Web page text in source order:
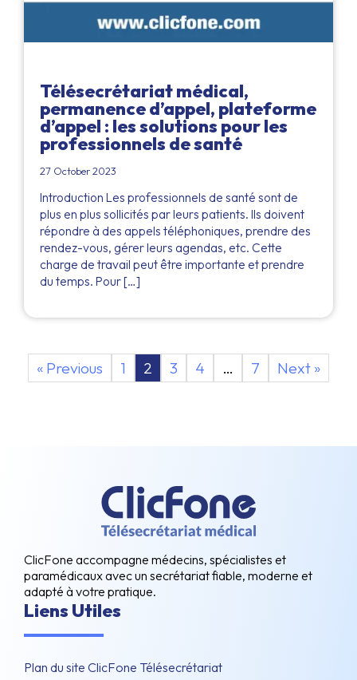
Télésecrétariat médical,
permanence d’appel, plateforme
d’appel : les solutions pour les
professionnels de santé
27 October 2023
Introduction Les professionnels de santé sont de
plus en plus sollicités par leurs patients. Ils doivent
répondre à des appels téléphoniques, prendre des
rendez-vous, gérer leurs agendas, etc. Cette
charge de travail peut être importante et prendre
du temps. Pour […]
« Previous 1 2 3 4 … 7 Next »
ClicFone accompagne médecins, spécialistes et
paramédicaux avec un secrétariat fiable, moderne et
adapté à votre pratique.
Liens Utiles
Plan du site ClicFone Télésecrétariat